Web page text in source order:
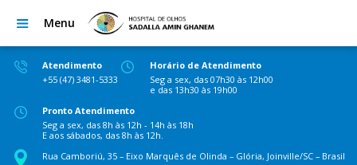
Menu
Atendimento
+55 (47) 3481-5333
Horário de Atendimento
Seg a sex, das 07h30 às 12h00
e das 13h30 às 19h00
Pronto Atendimento
Seg a sex, das 8h às 12h - 14h às 18h
E aos sábados, das 8h às 12h.
Rua Camboriú, 35 – Eixo Marquês de Olinda – Glória, Joinville/SC – Brasil